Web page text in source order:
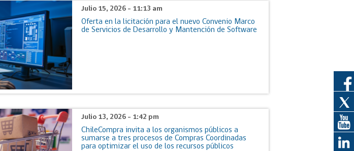
Compra Pública de
Innovación
Gestión de Contratos
Compras públicas con
perspectiva de género
Sello Empresa Mujer
Julio 15, 2026 - 11:13 am
Oferta en la licitación para el nuevo Convenio Marco
de Servicios de Desarrollo y Mantención de Software
Julio 13, 2026 - 1:42 pm
ChileCompra invita a los organismos públicos a
sumarse a tres procesos de Compras Coordinadas
para optimizar el uso de los recursos públicos